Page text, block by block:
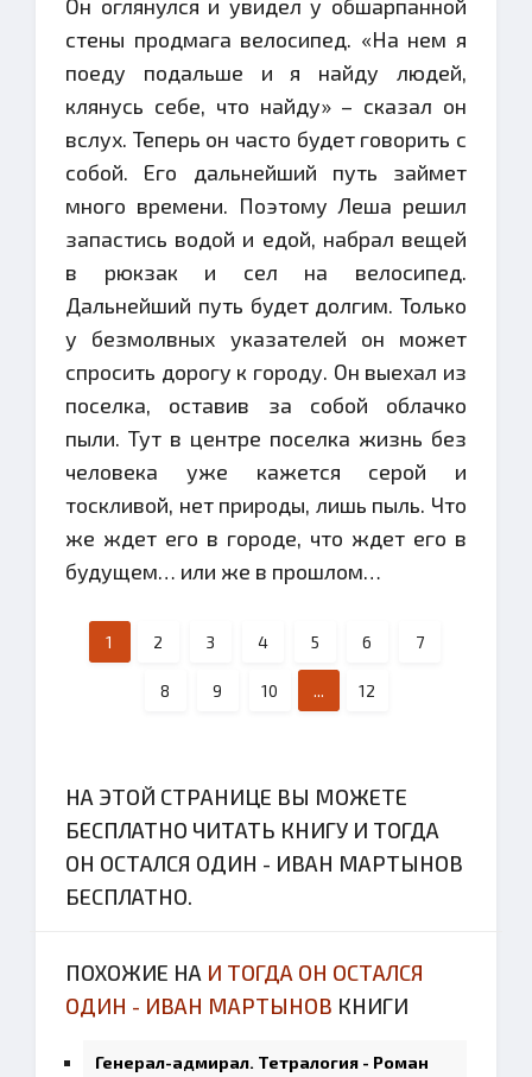
Он оглянулся и увидел у обшарпанной
стены продмага велосипед. «На нем я
поеду подальше и я найду людей,
клянусь себе, что найду» – сказал он
вслух. Теперь он часто будет говорить с
собой. Его дальнейший путь займет
много времени. Поэтому Леша решил
запастись водой и едой, набрал вещей
в рюкзак и сел на велосипед.
Дальнейший путь будет долгим. Только
у безмолвных указателей он может
спросить дорогу к городу. Он выехал из
поселка, оставив за собой облачко
пыли. Тут в центре поселка жизнь без
человека уже кажется серой и
тоскливой, нет природы, лишь пыль. Что
же ждет его в городе, что ждет его в
будущем… или же в прошлом…
1 2 3 4 5 6 7
8 9 10 ... 12
НА ЭТОЙ СТРАНИЦЕ ВЫ МОЖЕТЕ
БЕСПЛАТНО ЧИТАТЬ КНИГУ И ТОГДА
ОН ОСТАЛСЯ ОДИН - ИВАН МАРТЫНОВ
БЕСПЛАТНО.
ПОХОЖИЕ НА И ТОГДА ОН ОСТАЛСЯ
ОДИН - ИВАН МАРТЫНОВ КНИГИ
Генерал-адмирал. Тетралогия - Роман